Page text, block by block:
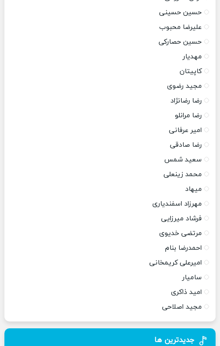
حسین حسینی
علیرضا محبوب
حسین حصارکی
مهدیار
کاپیتان
مجید رضوی
رضا رضانژاد
رضا مرانلو
امیر عرفانی
رضا صادقی
سعید شمس
محمد زینعلی
میهاد
مهرزاد اسفندیاری
فرشاد میرزایی
مرتضی خدیوی
احمدرضا بنام
امیرعلی کریمخانی
سامیار
امید ذاکری
مجید اصلاحی
جدیدترین ها